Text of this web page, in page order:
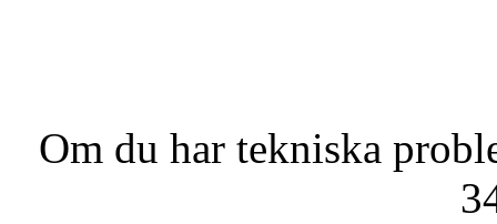
Om du har tekniska